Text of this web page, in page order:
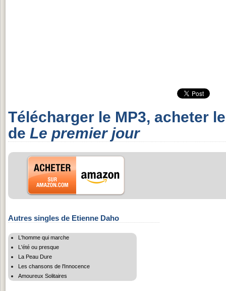
Télécharger le MP3, acheter
de Le premier jour
Autres singles de Etienne Daho
L'homme qui marche
L'été ou presque
La Peau Dure
Les chansons de l'Innocence
Amoureux Solitaires